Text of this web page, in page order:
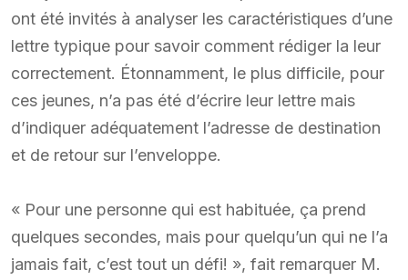
ont été invités à analyser les caractéristiques d’une
lettre typique pour savoir comment rédiger la leur
correctement. Étonnamment, le plus difficile, pour
ces jeunes, n’a pas été d’écrire leur lettre mais
d’indiquer adéquatement l’adresse de destination
et de retour sur l’enveloppe.
« Pour une personne qui est habituée, ça prend
quelques secondes, mais pour quelqu’un qui ne l’a
jamais fait, c’est tout un défi! », fait remarquer M.